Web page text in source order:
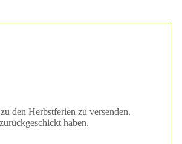
den Herbstferien zu versenden.
haben.